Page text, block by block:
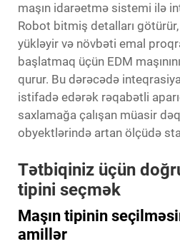
maşın idarəetmə sistemi ilə
Robot bitmiş detalları
yükləyir və növbəti emal
başlatmaq üçün EDM
qurur. Bu dərəcədə
istifadə edərək rəqabətli
saxlamağa çalışan müasir
obyektlərində artan ölçüdə
Tətbiqiniz üçün
tipini seçmək
Maşın tipinin
amillər